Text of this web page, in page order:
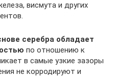
висмута и других
серебра обладает
по отношению к
в самые узкие зазоры
не корродируют и